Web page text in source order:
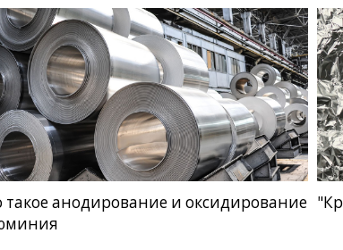
такое анодирование и оксидирование